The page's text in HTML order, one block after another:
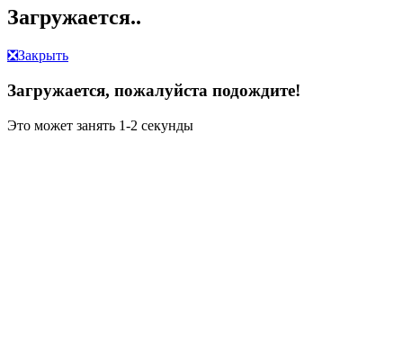
Загружается..
❎Закрыть
Загружается, пожалуйста подождите!
Это может занять 1-2 секунды